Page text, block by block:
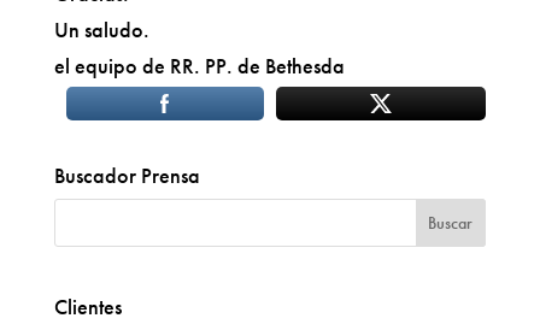
Un saludo.
el equipo de RR. PP. de Bethesda
Buscador Prensa
Clientes